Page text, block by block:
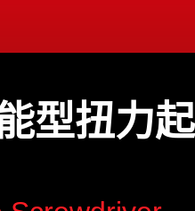
型扭力